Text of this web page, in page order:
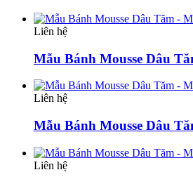
Liên hệ
Mẫu Bánh Mousse Dâu
Liên hệ
Mẫu Bánh Mousse Dâu
Liên hệ